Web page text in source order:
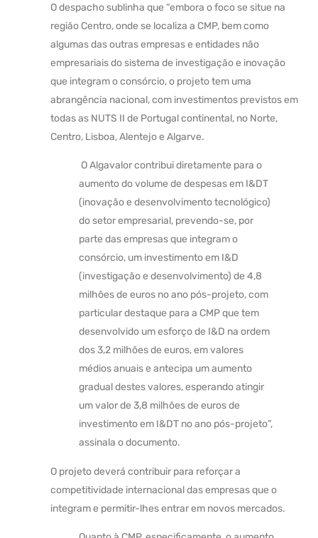
O despacho sublinha que “embora o foco se situe na
região Centro, onde se localiza a CMP, bem como
algumas das outras empresas e entidades não
empresariais do sistema de investigação e inovação
que integram o consórcio, o projeto tem uma
abrangência nacional, com investimentos previstos em
todas as NUTS II de Portugal continental, no Norte,
Centro, Lisboa, Alentejo e Algarve.
O Algavalor contribui diretamente para o
aumento do volume de despesas em I&DT
(inovação e desenvolvimento tecnológico)
do setor empresarial, prevendo-se, por
parte das empresas que integram o
consórcio, um investimento em I&D
(investigação e desenvolvimento) de 4,8
milhões de euros no ano pós-projeto, com
particular destaque para a CMP que tem
desenvolvido um esforço de I&D na ordem
dos 3,2 milhões de euros, em valores
médios anuais e antecipa um aumento
gradual destes valores, esperando atingir
um valor de 3,8 milhões de euros de
investimento em I&DT no ano pós-projeto”,
assinala o documento.
O projeto deverá contribuir para reforçar a
competitividade internacional das empresas que o
integram e permitir-lhes entrar em novos mercados.